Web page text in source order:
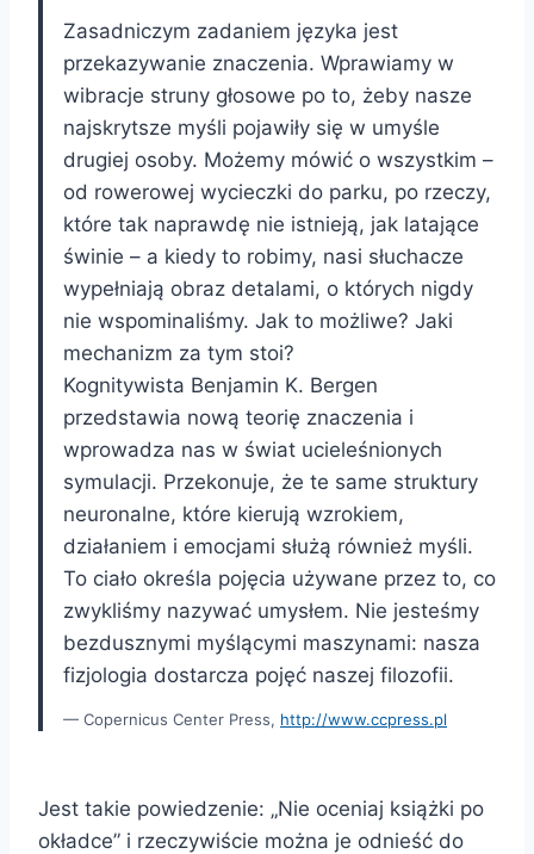
Zasadniczym zadaniem języka jest
przekazywanie znaczenia. Wprawiamy w
wibracje struny głosowe po to, żeby nasze
najskrytsze myśli pojawiły się w umyśle
drugiej osoby. Możemy mówić o wszystkim –
od rowerowej wycieczki do parku, po rzeczy,
które tak naprawdę nie istnieją, jak latające
świnie – a kiedy to robimy, nasi słuchacze
wypełniają obraz detalami, o których nigdy
nie wspominaliśmy. Jak to możliwe? Jaki
mechanizm za tym stoi?
Kognitywista Benjamin K. Bergen
przedstawia nową teorię znaczenia i
wprowadza nas w świat ucieleśnionych
symulacji. Przekonuje, że te same struktury
neuronalne, które kierują wzrokiem,
działaniem i emocjami służą również myśli.
To ciało określa pojęcia używane przez to, co
zwykliśmy nazywać umysłem. Nie jesteśmy
bezdusznymi myślącymi maszynami: nasza
fizjologia dostarcza pojęć naszej filozofii.
Copernicus Center Press, http://www.ccpress.pl
Jest takie powiedzenie: „Nie oceniaj książki po
okładce” i rzeczywiście można je odnieść do